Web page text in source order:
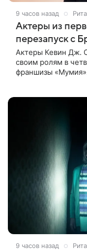
9 часов назад
Актеры из
перезапуск с
Актеры Кевин Дж.
своим ролям в
франшизы
9 часов назад